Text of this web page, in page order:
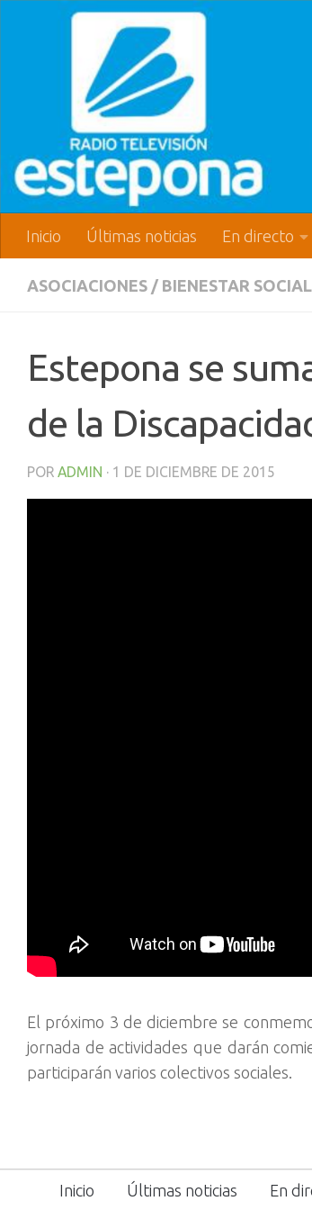
Inicio Últimas noticias En directo
ASOCIACIONES / BIENESTAR SOCIAL
Estepona se
de la
POR ADMIN · 1 DE DICIEMBRE DE 2015
El próximo 3 de diciembre se
jornada de actividades que darán
participarán varios colectivos sociales.
Inicio Últimas noticias En